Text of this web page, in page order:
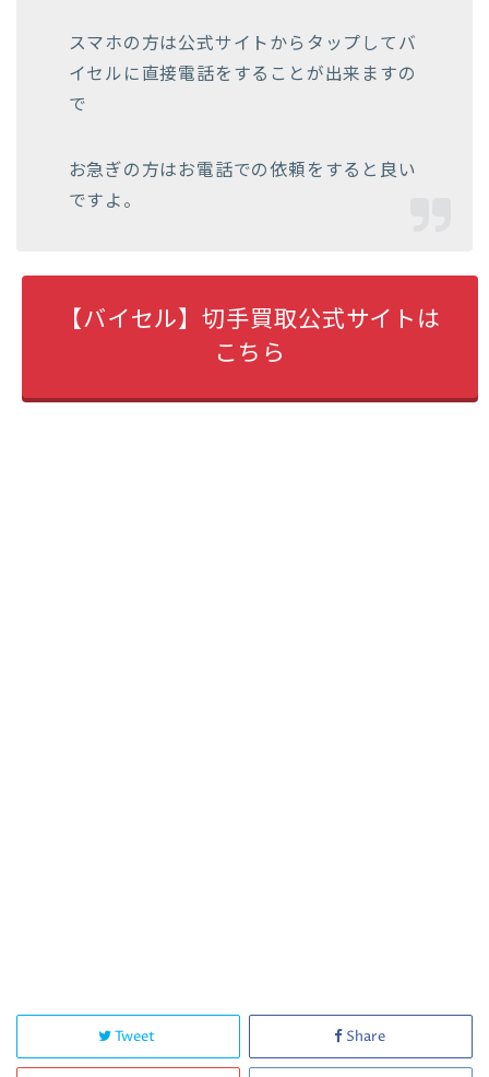
スマホの方は公式サイトからタップしてバ
イセルに直接電話をすることが出来ますの
で
お急ぎの方はお電話での依頼をすると良い
ですよ。
【バイセル】切手買取公式サイトは
こちら
Tweet Share